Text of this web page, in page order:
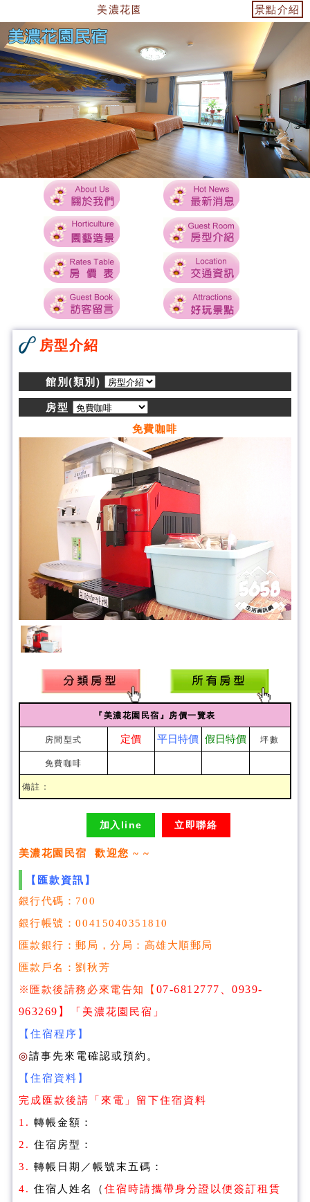
美濃花園民宿~美濃住宿首選 ~ ~ 景點介紹
房型介紹
館別(類別)
房型
免費咖啡
『美濃花園民宿』房價一覽表
房間型式 定價 平日特價 假日特價 坪數
免費咖啡
備註：
加入line 立即聯絡
美濃花園民宿 歡迎您 ~ ~
【匯款資訊】
銀行代碼：700
銀行帳號：00415040351810
匯款銀行：郵局，分局：高雄大順郵局
匯款戶名：劉秋芳
※匯款後請務必來電告知
【 07-6812777、0939-
963269 】
「美濃花園民宿」
【住宿程序】
◎請事先來電確認或預約。
【住宿資料】
完成匯款後請「來電」留下住宿資料
1. 轉帳金額：
2. 住宿房型：
3. 轉帳日期／帳號末五碼：
4. 住宿人姓名（ 住宿時請攜帶身分證以便簽訂租賃